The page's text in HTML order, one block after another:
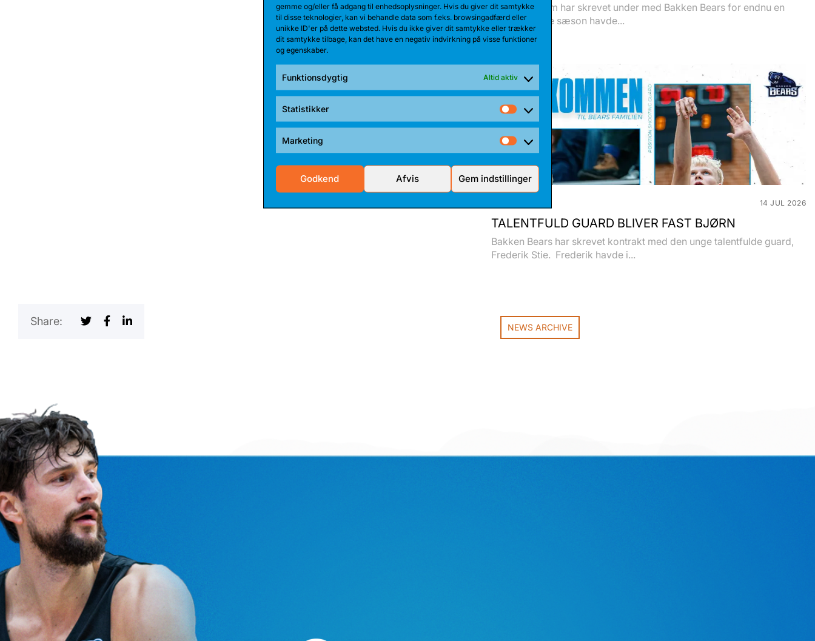
gemme og/eller få adgang til enhedsoplysninger. Hvis du giver dit samtykke
til disse teknologier, kan vi behandle data som f.eks. browsingadfærd eller
unikke ID'er på dette websted. Hvis du ikke giver dit samtykke eller trækker
dit samtykke tilbage, kan det have en negativ indvirkning på visse funktioner
og egenskaber.
Funktionsdygtig Altid aktiv
Statistikker
Statistikker
Marketing
Marketing
Godkend Afvis Gem indstillinger
Share:
Anton Katholm har skrevet under med Bakken Bears for endnu en
sæson. Sidste sæson havde...
14 JUL 2026
TALENTFULD GUARD BLIVER FAST BJØRN
Bakken Bears har skrevet kontrakt med den unge talentfulde guard,
Frederik Stie. Frederik havde i...
NEWS ARCHIVE